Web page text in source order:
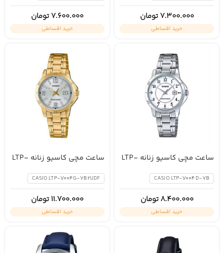
7.300.000 تومان
خرید اقساطی
7.600.000 تومان
خرید اقساطی
ساعت مچی کاسیو زنانه LTP-
CASIO LTP-V004D-7B
8.400.000 تومان
خرید اقساطی
ساعت مچی کاسیو زنانه LTP-
CASIO LTP-V004G-7B2UDF
11.700.000 تومان
خرید اقساطی